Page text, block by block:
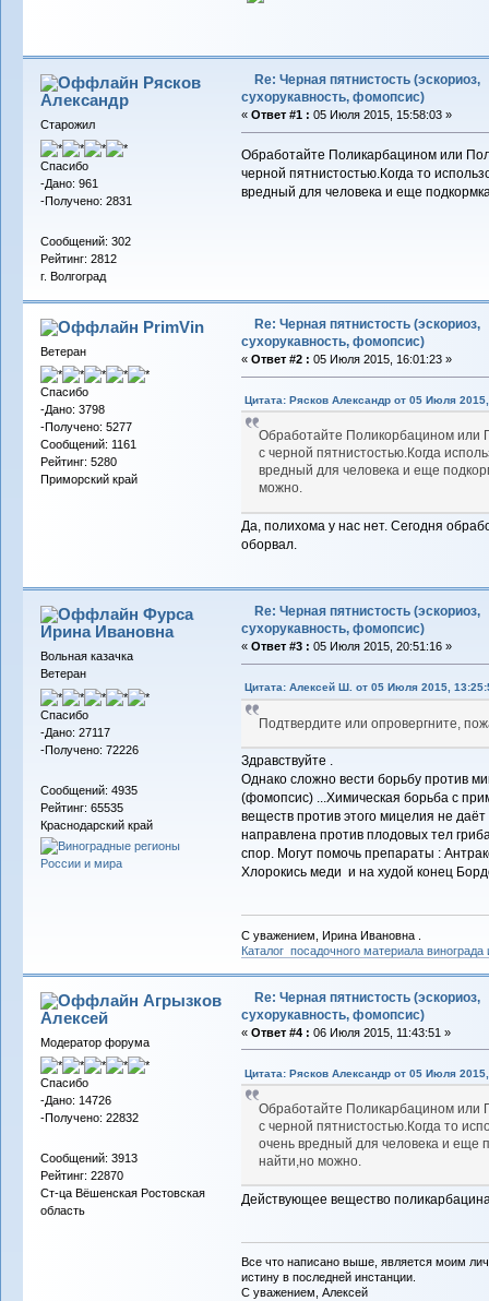
Рясков
Александр
Старожил
Спасибо
-Дано: 961
-Получено: 2831
Сообщений: 302
Рейтинг: 2812
г. Волгоград
Re: Черная пятнистость (эскориоз,
сухорукавность, фомопсис)
« Ответ #1 : 05 Июля 2015, 15:58:03 »
Обработайте Поликарбацином или
черной пятнистостью.Когда то
вредный для человека и еще
PrimVin
Ветеран
Спасибо
-Дано: 3798
-Получено: 5277
Сообщений: 1161
Рейтинг: 5280
Приморский край
Re: Черная пятнистость (эскориоз,
сухорукавность, фомопсис)
« Ответ #2 : 05 Июля 2015, 16:01:23 »
Цитата: Рясков Александр от 05 Июля
Обработайте Поликорбацином или
с черной пятнистостью.Когда
вредный для человека и еще
можно.
Да, полихома у нас нет. Сегодня
оборвал.
Фурса
Ирина Ивановна
Вольная казачка
Ветеран
Спасибо
-Дано: 27117
-Получено: 72226
Сообщений: 4935
Рейтинг: 65535
Краснодарский край
Re: Черная пятнистость (эскориоз,
сухорукавность, фомопсис)
« Ответ #3 : 05 Июля 2015, 20:51:16 »
Цитата: Алексей Ш. от 05 Июля 2015,
Подтвердите или опровергните,
Здравствуйте .
Однако сложно вести борьбу против
(фомопсис) ...Химическая борьба с
веществ против этого мицелия не
направлена против плодовых тел
спор. Могут помочь препараты :
Хлорокись меди и на худой конец
С уважением, Ирина Ивановна .
Каталог посадочного материала
Агрызков
Алексей
Модератор форума
Спасибо
-Дано: 14726
-Получено: 22832
Сообщений: 3913
Рейтинг: 22870
Ст-ца Вёшенская Ростовская
область
Re: Черная пятнистость (эскориоз,
сухорукавность, фомопсис)
« Ответ #4 : 06 Июля 2015, 11:43:51 »
Цитата: Рясков Александр от 05 Июля
Обработайте Поликарбацином или
с черной пятнистостью.Когда то
очень вредный для человека и еще
найти,но можно.
Действующее вещество
Все что написано выше, является моим
истину в последней инстанции.
С уважением, Алексей